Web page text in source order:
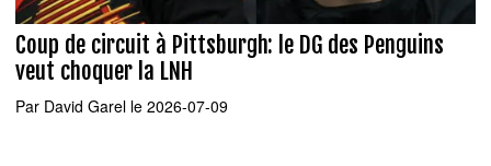
Coup de circuit à Pittsburgh: le DG des Penguins
veut choquer la LNH
Par David Garel le 2026-07-09